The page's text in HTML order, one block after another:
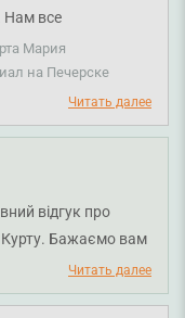
Нам все
Мария
на Печерске
Читать далее
відгук про
Курту. Бажаємо вам
Читать далее